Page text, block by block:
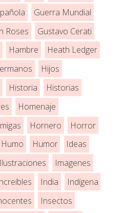
Guerra Mundial
Roses
Gustavo Cerati
Hambre
Heath Ledger
Hijos
Historia
Historias
Homenaje
Hornero
Horror
Humo Humor
Ideas
Ilustraciones
Imagenes
India
Indígena
Insectos